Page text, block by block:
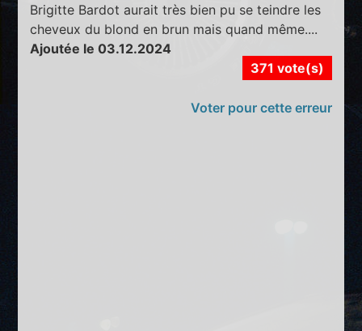
Brigitte Bardot aurait très bien pu se teindre les
cheveux du blond en brun mais quand même....
Ajoutée le 03.12.2024
371 vote(s)
Voter pour cette erreur